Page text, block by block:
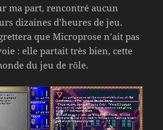
ma part, rencontré aucun
dizaines d’heures de jeu.
que Microprose n’ait pas
: elle partait très bien, cette
du jeu de rôle.